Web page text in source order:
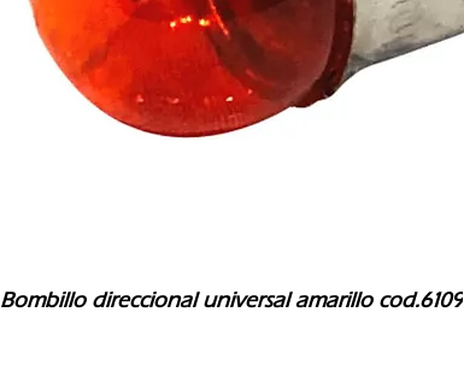
Bombillo direccional universal amarillo cod.6109